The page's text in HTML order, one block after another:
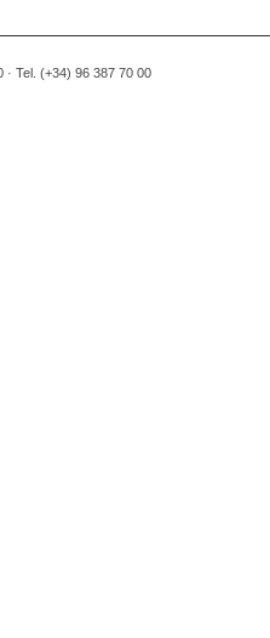
Tel. (+34) 96 387 70 00